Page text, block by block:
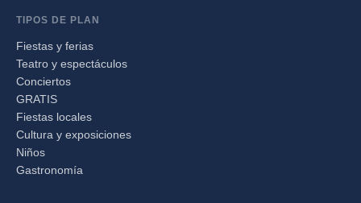
TIPOS DE PLAN
Fiestas y ferias
Teatro y espectáculos
Conciertos
GRATIS
Fiestas locales
Cultura y exposiciones
Niños
Gastronomía